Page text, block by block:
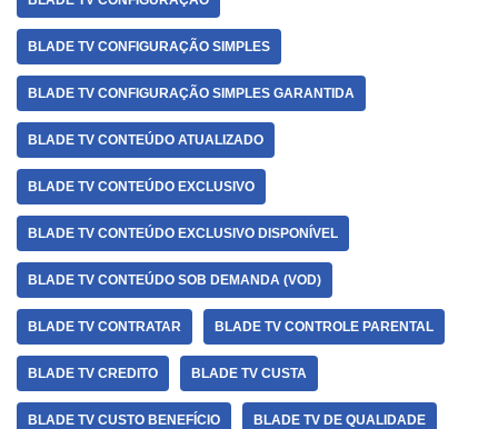
BLADE TV CONFIGURAÇÃO SIMPLES
BLADE TV CONFIGURAÇÃO SIMPLES GARANTIDA
BLADE TV CONTEÚDO ATUALIZADO
BLADE TV CONTEÚDO EXCLUSIVO
BLADE TV CONTEÚDO EXCLUSIVO DISPONÍVEL
BLADE TV CONTEÚDO SOB DEMANDA (VOD)
BLADE TV CONTRATAR BLADE TV CONTROLE PARENTAL
BLADE TV CREDITO BLADE TV CUSTA
BLADE TV CUSTO BENEFÍCIO BLADE TV DE QUALIDADE